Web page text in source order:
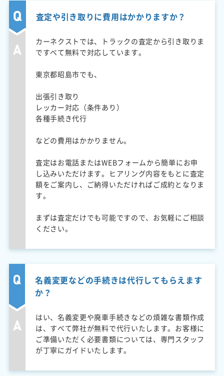
査定や引き取りに費用はかかりますか？
カーネクストでは、トラックの査定から引き取りま
ですべて無料で対応しています。
東京都昭島市でも、
出張引き取り
レッカー対応（条件あり）
各種手続き代行
などの費用はかかりません。
査定はお電話またはWEBフォームから簡単にお申
し込みいただけます。ヒアリング内容をもとに査定
額をご案内し、ご納得いただければご成約となりま
す。
まずは査定だけでも可能ですので、お気軽にご相談
ください。
名義変更などの手続きは代行してもらえます
か？
はい、名義変更や廃車手続きなどの煩雑な書類作成
は、すべて弊社が無料で代行いたします。お客様に
ご準備いただく必要書類については、専門スタッフ
が丁寧にガイドいたします。